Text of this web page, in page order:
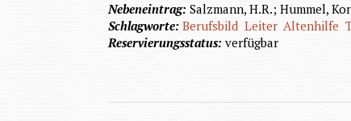
Nebeneintrag:Salzmann, H.R.; Hummel,
Schlagworte:Berufsbild Leiter Altenhilfe
Reservierungsstatus:verfügbar